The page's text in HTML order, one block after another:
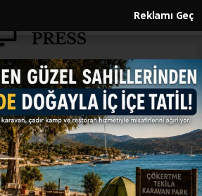
Reklamı Geç
Şam Büyükelçisi
Halep'i ziyaret etti
GÜNDEM
Güncelleme: 14.01.2026 - 16:08